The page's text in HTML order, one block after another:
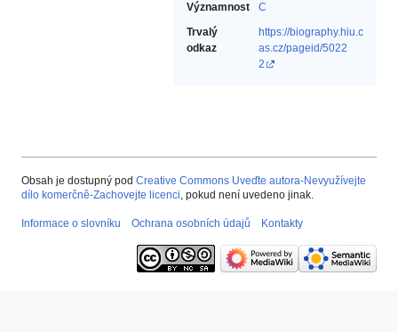
Významnost
C
Trvalý
odkaz
https://biography.hiu.c
as.cz/pageid/5022
2
Obsah je dostupný pod Creative Commons Uveďte autora-Nevyužívejte
dílo komerčně-Zachovejte licenci, pokud není uvedeno jinak.
Informace o slovníku Ochrana osobních údajů Kontakty